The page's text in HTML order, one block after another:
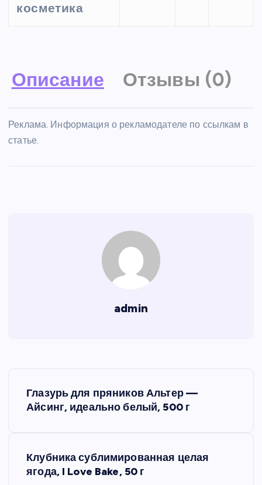
косметика
Описание Отзывы (0)
Реклама. Информация о рекламодателе по ссылкам в
статье.
admin
Глазурь для пряников Альтер —
Айсинг, идеально белый, 500 г
Клубника сублимированная целая
ягода, I Love Bake, 50 г